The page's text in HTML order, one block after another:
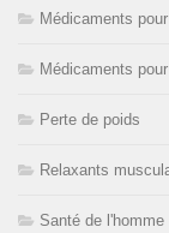
Médicaments
Médicaments
Perte de poids
Relaxants
Santé de l'homme